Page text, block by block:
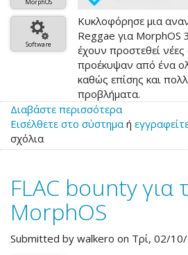
Software
Κυκλοφόρησε μια
Reggae για MorphOS
έχουν προστεθεί
προέκυψαν από ένα
καθώς επίσης και
προβλήματα.
Διαβάστε περισσότεραγια
το
3.1.5
Εισέλθετε στο σύστημαή
σχόλια
FLAC bounty για
MorphOS
Submitted by walkero on Τρί, 02/